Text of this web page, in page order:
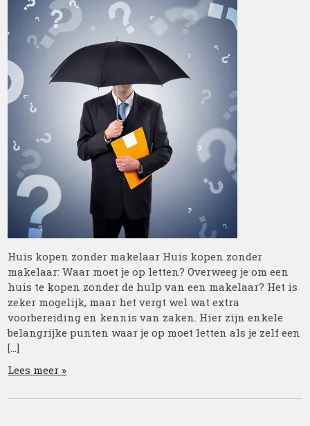
Huis kopen zonder makelaar Huis kopen zonder
makelaar: Waar moet je op letten? Overweeg je om een
huis te kopen zonder de hulp van een makelaar? Het is
zeker mogelijk, maar het vergt wel wat extra
voorbereiding en kennis van zaken. Hier zijn enkele
belangrijke punten waar je op moet letten als je zelf een
[…]
Lees meer »